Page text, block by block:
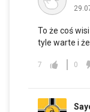
To że coś
tyle warte i
7 0